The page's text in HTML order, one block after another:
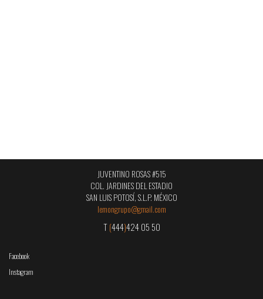
JUVENTINO ROSAS #515
COL. JARDINES DEL ESTADIO
SAN LUIS POTOSÍ, S.L.P. MÉXICO
lemongrupo@gmail.com
T(444)424 05 50
Facebook
Instagram